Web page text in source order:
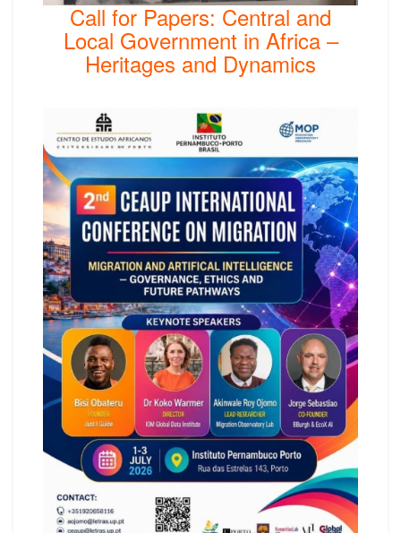
Call for Papers: Central and
Local Government in Africa –
Heritages and Dynamics